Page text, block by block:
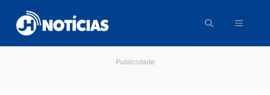
para
conteúdo